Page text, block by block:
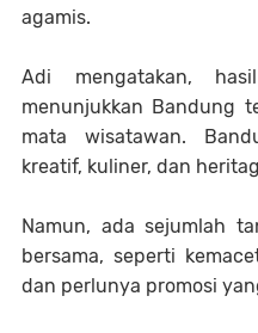
agamis.
Adi mengatakan,
menunjukkan Bandung
mata wisatawan.
kreatif, kuliner, dan
Namun, ada sejumlah
bersama, seperti
dan perlunya promosi